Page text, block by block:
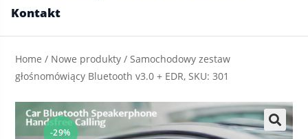
Kontakt
Home / Nowe produkty / Samochodowy zestaw
głośnomówiący Bluetooth v3.0 + EDR, SKU: 301
-29%